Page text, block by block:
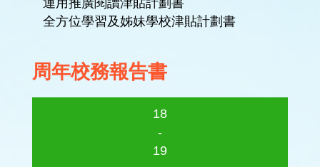
運用推廣閱讀津貼計劃書
全方位學習及姊妹學校津貼計劃書
周年校務報告書
18
-
19